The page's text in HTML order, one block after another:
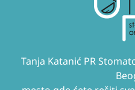
Tanja Katanić PR